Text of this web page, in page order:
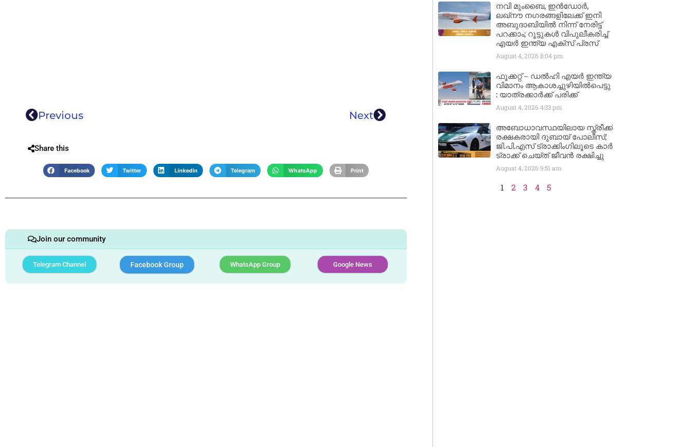
Previous Next
Share this
Facebook Twitter LinkedIn Telegram WhatsApp Print
Join our community
Telegram Channel Facebook Group WhatsApp Group Google News
നവി മുംബൈ, ഇൻഡോർ,
ലഖ്നൗ നഗരങ്ങളിലേക്ക് ഇനി
അബുദാബിയിൽ നിന്ന് നേരിട്ട്
പറക്കാം; റൂട്ടുകൾ വിപുലീകരിച്ച്
എയർ ഇന്ത്യ എക്സ് പ്രസ്
August 4, 2026 8:04 pm
ഫൂക്കറ്റ് – ഡൽഹി എയര്‍ ഇന്ത്യ
വിമാനം ആകാശച്ചുഴിയില്‍പെട്ടു
: യാത്രക്കാര്‍ക്ക് പരിക്ക്
August 4, 2026 4:33 pm
അബോധാവസ്ഥയിലായ സ്ത്രീക്ക്
രക്ഷകരായി ദുബായ് പോലീസ്;
ജി.പി.എസ് ട്രാക്കിംഗിലൂടെ കാർ
ട്രാക്ക് ചെയ്ത് ജീവൻ രക്ഷിച്ചു
August 4, 2026 9:51 am
1 2 3 4 5